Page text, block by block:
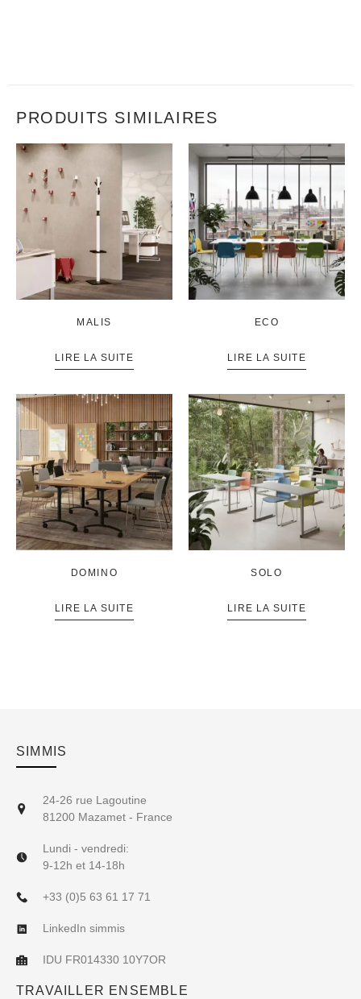
PRODUITS SIMILAIRES
MALIS
LIRE LA SUITE
ECO
LIRE LA SUITE
DOMINO
LIRE LA SUITE
SOLO
LIRE LA SUITE
SIMMIS
24-26 rue Lagoutine
81200 Mazamet - France
Lundi - vendredi:
9-12h et 14-18h
+33 (0)5 63 61 17 71
LinkedIn simmis
IDU FR014330 10Y7OR
TRAVAILLER ENSEMBLE